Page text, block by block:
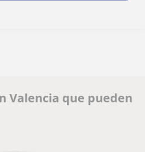
Valencia que pueden